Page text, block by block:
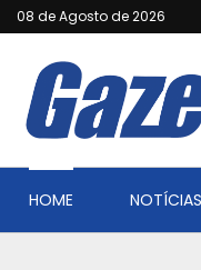
08 de Agosto de 2026
HOME NOTÍCIAS